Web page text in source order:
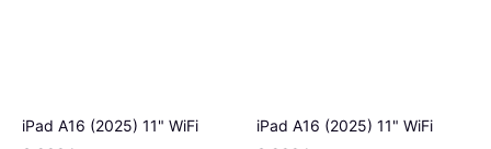
iPad A16 (2025) 11" WiFi
iPad A16 (2025) 11" WiFi